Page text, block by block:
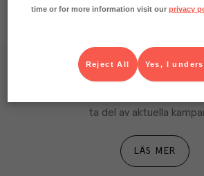
Våra
ta del av aktuella
LÄS MER
time or for more information visit ourprivacy
Yes, I
Reject All